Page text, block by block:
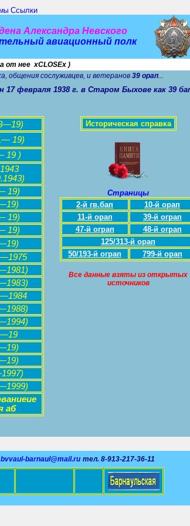
Ссылки
Александра Невского
авиационный полк
от нее хCLOSEx )
общения сослуживцев, и ветеранов 39 орап...
февраля 1938 г. в Старом Быхове как 39
19)
19 )
19)
19)
19)
аб
Историческая справка
Страницы
2-й гв.бап
10-й орап
11-й орап 39-й ограп
47-й ограп 48-й ограп
125/313-й орап
50/193-й ограп 799-й орап
Все данные взяты из открытых
источников
bvvaul-barnaul@mail.ru тел. 8-913-217-36-11